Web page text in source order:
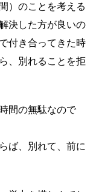
）のことを考える
決した方が良いの
付き合ってきた時
、別れることを拒
間の無駄なので
ば、別れて、前に